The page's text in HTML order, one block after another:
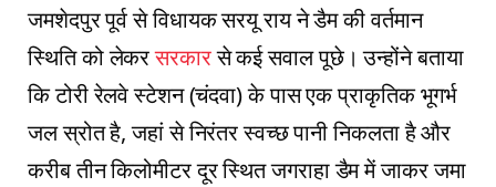
जमशेदपुर पूर्व से विधायक सरयू राय ने डैम की वर्तमान
स्थिति को लेकरसरकारसे कई सवाल पूछे। उन्होंने बताया
कि टोरी रेलवे स्टेशन (चंदवा) के पास एक प्राकृतिक भूगर्भ
जल स्रोत है, जहां से निरंतर स्वच्छ पानी निकलता है और
करीब तीन किलोमीटर दूर स्थित जगराहा डैम में जाकर जमा